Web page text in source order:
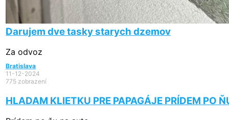
Darujem dve tasky starych dzemov
Za odvoz
Bratislava
11-12-2024
775 zobrazení
HLADAM KLIETKU PRE PAPAGÁJE PRÍDEM PO